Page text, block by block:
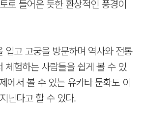
로 들어온 듯한 환상적인 풍경이
입고 고궁을 방문하며 역사와 전통
체험하는 사람들을 쉽게 볼 수 있
에서 볼 수 있는 유카타 문화도 이
닌다고 할 수 있다.